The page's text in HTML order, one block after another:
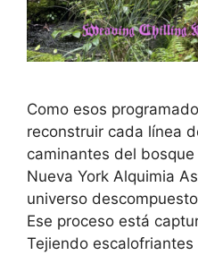
Como esos
reconstruir cada línea
caminantes del
Nueva York Alquimia
universo
Ese proceso está
Tejiendo